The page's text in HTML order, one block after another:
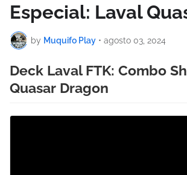
Especial: Laval
by Muquifo Play • agosto 03, 2024
Deck Laval FTK: Combo
Quasar Dragon